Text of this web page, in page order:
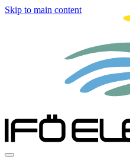
Skip to main content